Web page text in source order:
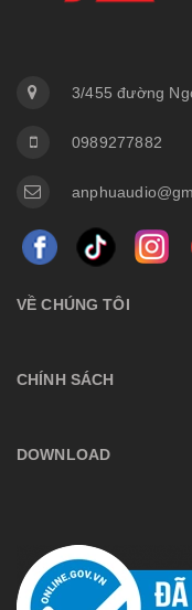
3/455 đường
0989277882
VỀ CHÚNG TÔI
CHÍNH SÁCH
DOWNLOAD